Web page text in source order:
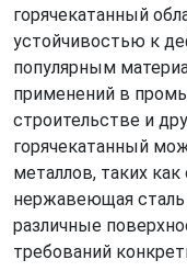
горячекатанный
устойчивостью к
популярным
применений в
строительстве и
горячекатанный
металлов, таких
нержавеющая сталь
различные
требований